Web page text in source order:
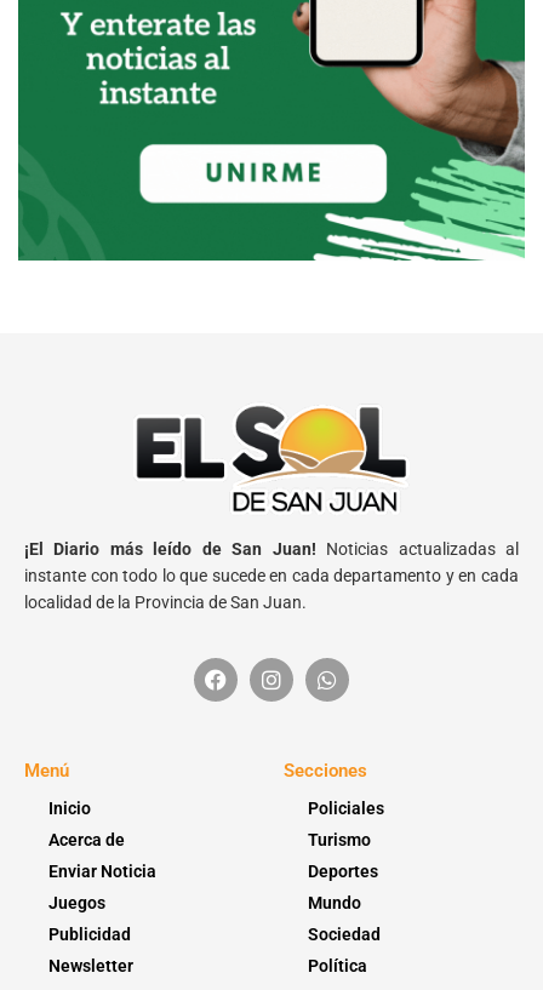
¡El Diario más leído de San Juan! Noticias actualizadas al
instante con todo lo que sucede en cada departamento y en cada
localidad de la Provincia de San Juan.
Menú
Inicio
Acerca de
Enviar Noticia
Juegos
Publicidad
Newsletter
Secciones
Policiales
Turismo
Deportes
Mundo
Sociedad
Política